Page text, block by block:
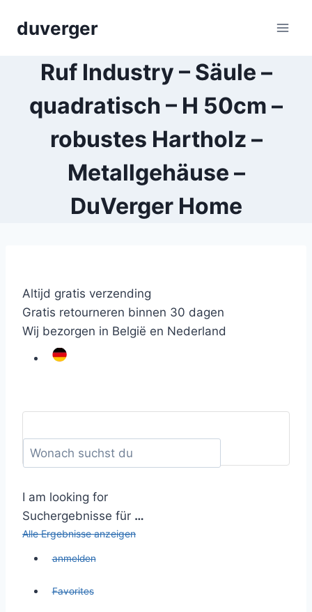
duverger
Ruf Industry – Säule –
quadratisch – H 50cm –
robustes Hartholz –
Metallgehäuse –
DuVerger Home
Altijd gratis verzending
Gratis retourneren binnen 30 dagen
Wij bezorgen in België en Nederland
I am looking for
Suchergebnisse für …
Alle Ergebnisse anzeigen
anmelden
Favorites